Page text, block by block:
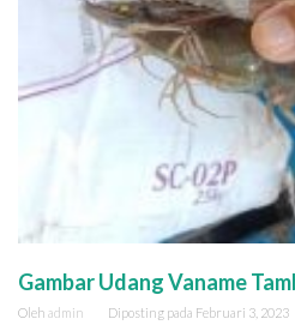
Gambar Udang Vaname
Oleh admin Diposting pada Februari 3, 2023